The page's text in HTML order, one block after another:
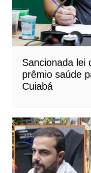
Sancionada lei
prêmio saúde
Cuiabá